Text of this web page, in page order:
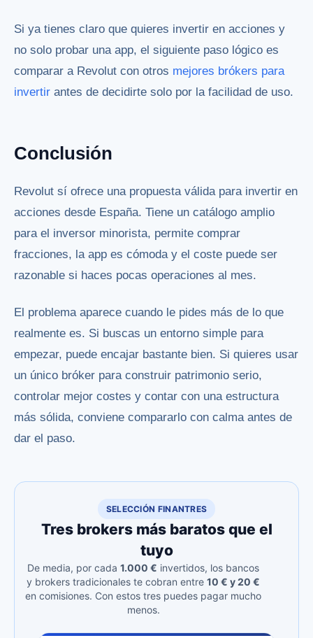
Si ya tienes claro que quieres invertir en acciones y
no solo probar una app, el siguiente paso lógico es
comparar a Revolut con otros mejores brókers para
invertir antes de decidirte solo por la facilidad de uso.
Conclusión
Revolut sí ofrece una propuesta válida para invertir en
acciones desde España. Tiene un catálogo amplio
para el inversor minorista, permite comprar
fracciones, la app es cómoda y el coste puede ser
razonable si haces pocas operaciones al mes.
El problema aparece cuando le pides más de lo que
realmente es. Si buscas un entorno simple para
empezar, puede encajar bastante bien. Si quieres usar
un único bróker para construir patrimonio serio,
controlar mejor costes y contar con una estructura
más sólida, conviene compararlo con calma antes de
dar el paso.
SELECCIÓN FINANTRES
Tres brokers más baratos que el
tuyo
De media, por cada 1.000 € invertidos, los bancos
y brokers tradicionales te cobran entre 10 € y 20 €
en comisiones. Con estos tres puedes pagar mucho
menos.